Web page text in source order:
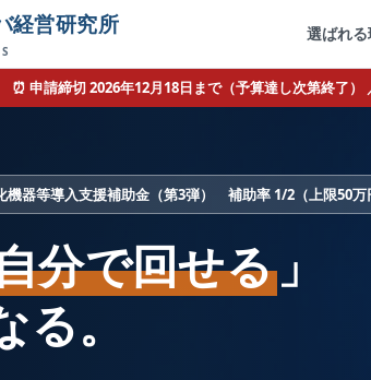
経営研究所 選ばれ
⏰ 申請締切 2026年12月18日まで（予算達し次第終了）
機器等導入支援補助金（第3弾） 補助率 1/2（上限50万
分で回せる 」
。